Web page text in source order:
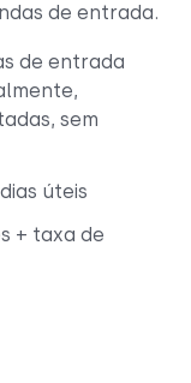
de entrada.
de entrada
sem
úteis
+ taxa de